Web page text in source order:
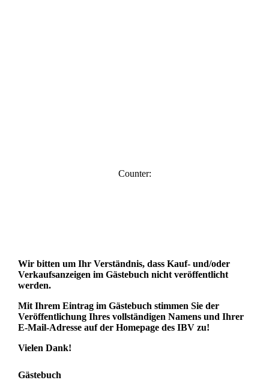
Counter:
Wir bitten um Ihr Verständnis, dass Kauf- und/oder
Verkaufsanzeigen im Gästebuch nicht veröffentlicht
werden.
Mit Ihrem Eintrag im Gästebuch stimmen Sie der
Veröffentlichung Ihres vollständigen Namens und Ihrer
E-Mail-Adresse auf der Homepage des IBV zu!
Vielen Dank!
Gästebuch